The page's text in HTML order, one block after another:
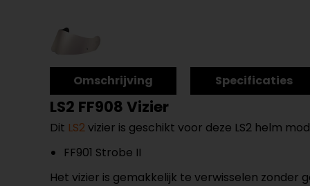
Omschrijving Specificaties
LS2 FF908 Vizier
Dit LS2vizier is geschikt voor deze LS2 helm
FF901 Strobe II
Het vizier is gemakkelijk te verwisselen